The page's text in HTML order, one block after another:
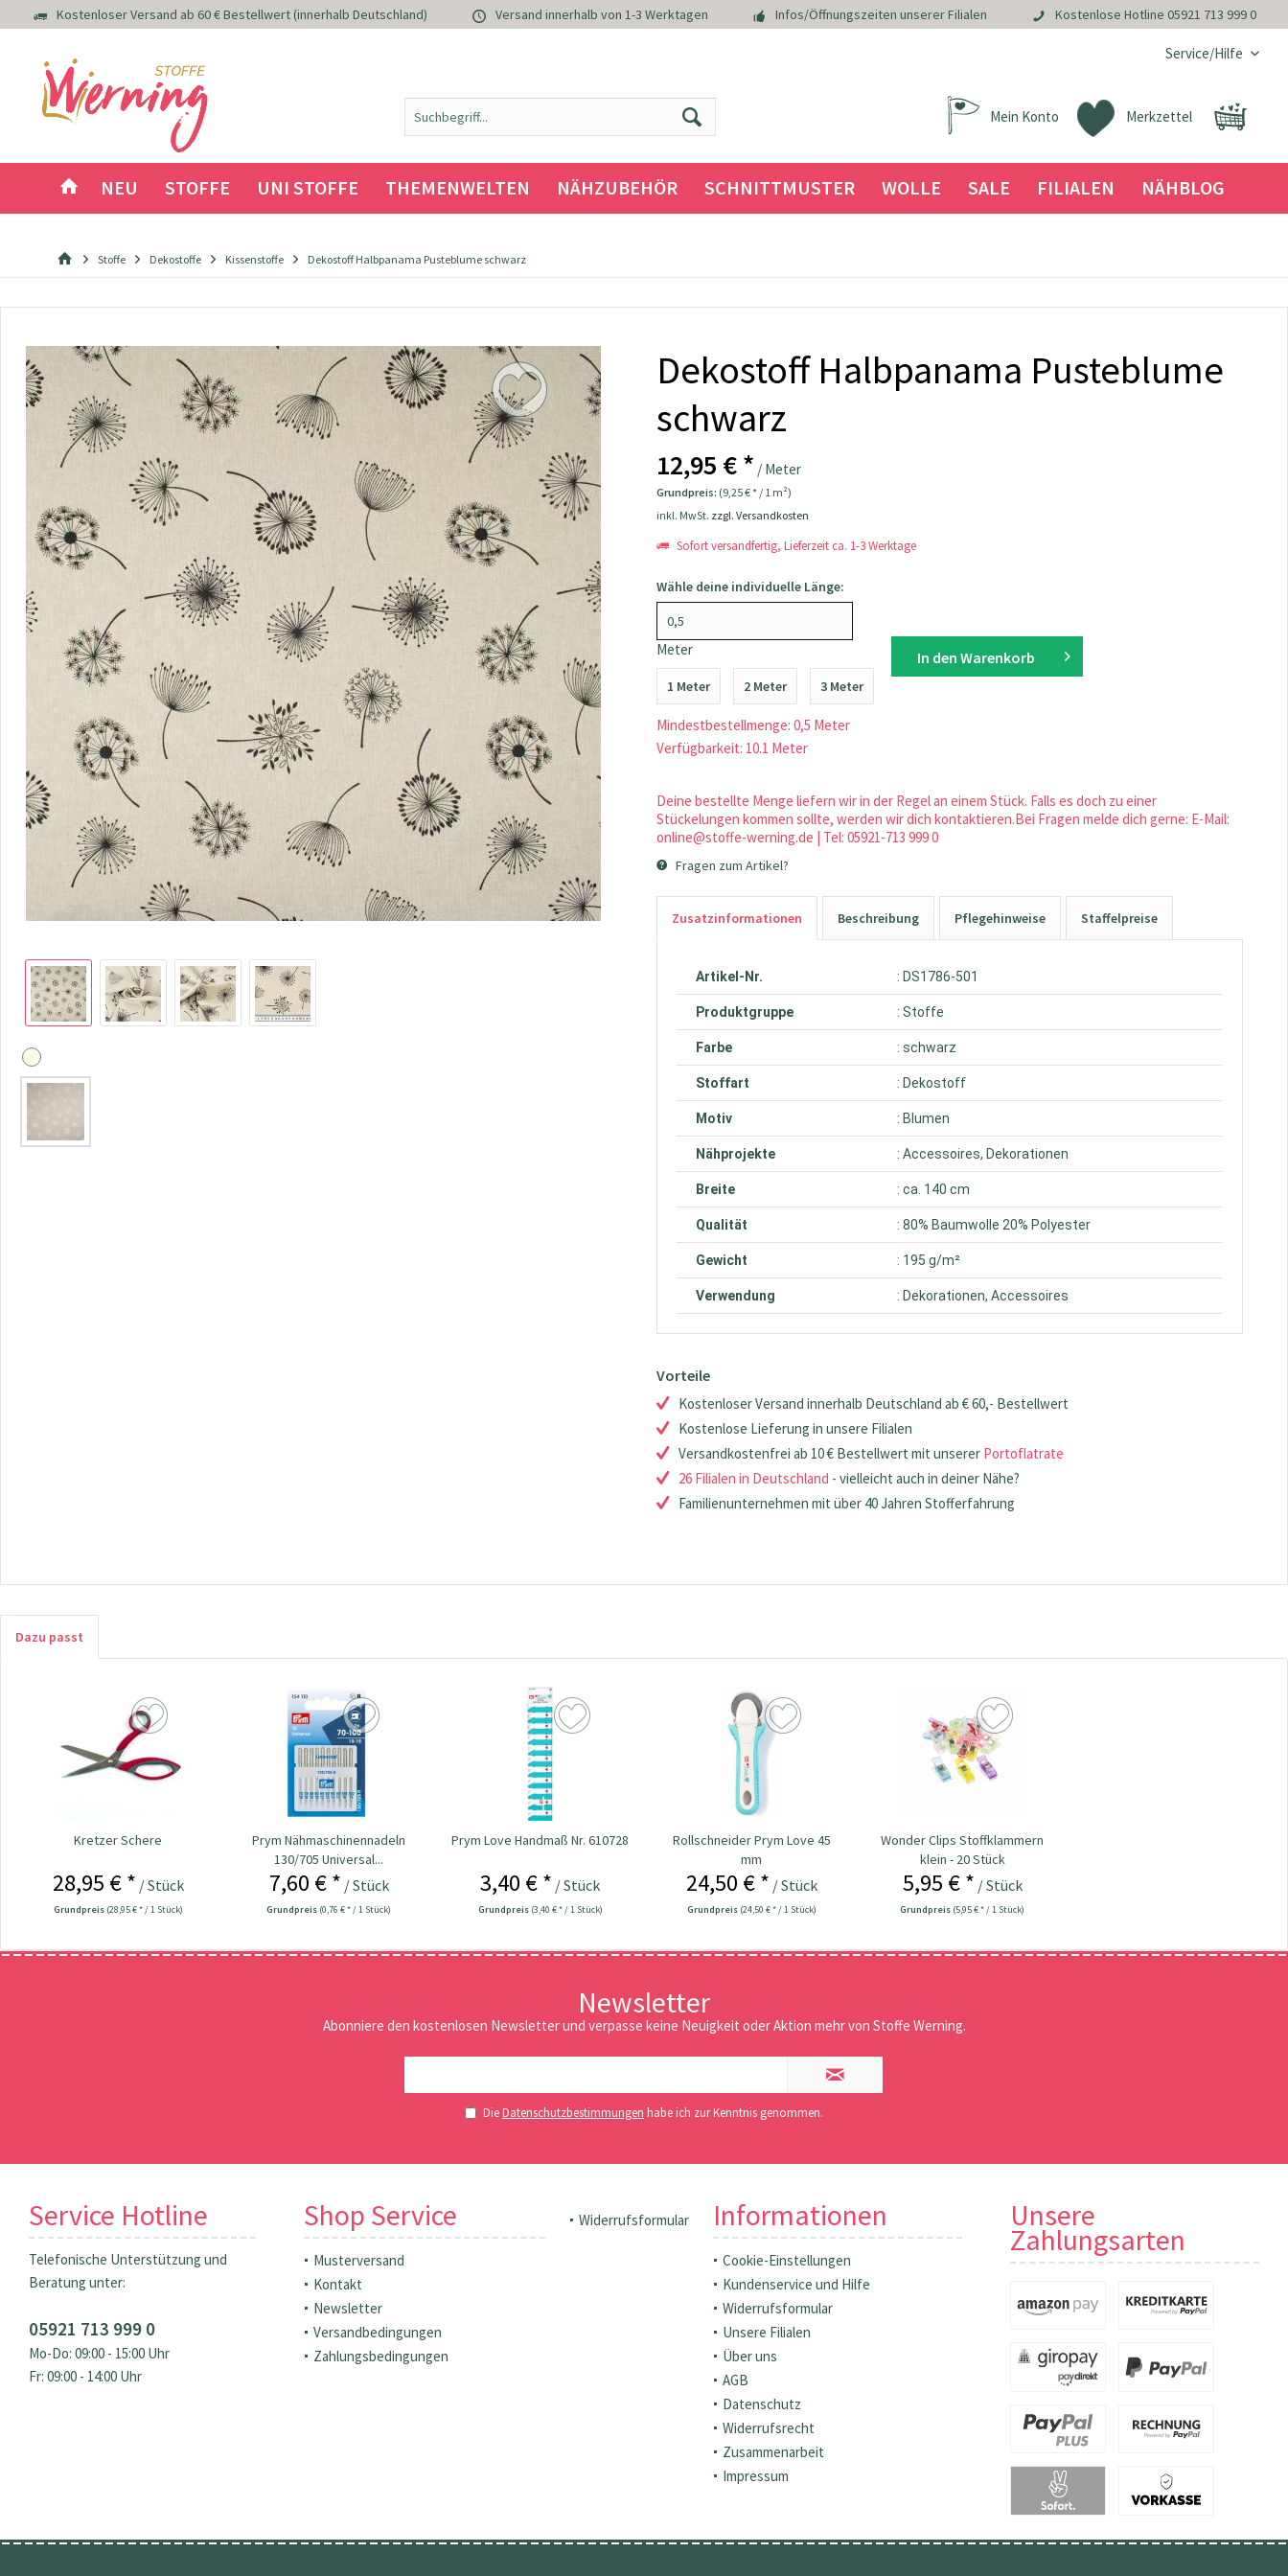
Kostenloser Versand ab 60 € Bestellwert (innerhalb Deutschland) Versand innerhalb von 1-3 Werktagen Infos/Öffnungszeiten unserer Filialen Kostenlose Hotline 05921 713 999 0
Service/Hilfe
Merkzettel
Mein Konto
NEU STOFFE UNI STOFFE THEMENWELTEN NÄHZUBEHÖR SCHNITTMUSTER WOLLE SALE FILIALEN NÄHBLOG
Stoffe Dekostoffe Kissenstoffe Dekostoff Halbpanama Pusteblume schwarz
Dekostoff Halbpanama Pusteblume
schwarz
12,95 € * / Meter
Grundpreis: (9,25 € * / 1 m²)
inkl. MwSt. zzgl. Versandkosten
Sofort versandfertig, Lieferzeit ca. 1-3 Werktage
Wähle deine individuelle Länge:
Meter
1 Meter 2 Meter 3 Meter
Mindestbestellmenge: 0,5 Meter
Verfügbarkeit: 10.1 Meter
In den Warenkorb
Deine bestellte Menge liefern wir in der Regel an einem Stück. Falls es doch zu einer
Stückelungen kommen sollte, werden wir dich kontaktieren.Bei Fragen melde dich gerne: E-Mail:
online@stoffe-werning.de | Tel: 05921-713 999 0
Fragen zum Artikel?
Zusatzinformationen Beschreibung Pflegehinweise Staffelpreise
Artikel-Nr. : DS1786-501
Produktgruppe : Stoffe
Farbe : schwarz
Stoffart : Dekostoff
Motiv : Blumen
Nähprojekte : Accessoires, Dekorationen
Breite : ca. 140 cm
Qualität : 80% Baumwolle 20% Polyester
Gewicht : 195 g/m²
Verwendung : Dekorationen, Accessoires
Vorteile
Kostenloser Versand innerhalb Deutschland ab € 60,- Bestellwert
Kostenlose Lieferung in unsere Filialen
Versandkostenfrei ab 10 € Bestellwert mit unserer Portoflatrate
26 Filialen in Deutschland - vielleicht auch in deiner Nähe?
Familienunternehmen mit über 40 Jahren Stofferfahrung
Dazu passt
Kretzer Schere
28,95 € * / Stück
Grundpreis (28,95 € * / 1 Stück)
Prym Nähmaschinennadeln
130/705 Universal...
7,60 € * / Stück
Grundpreis (0,76 € * / 1 Stück)
Prym Love Handmaß Nr. 610728
3,40 € * / Stück
Grundpreis (3,40 € * / 1 Stück)
Rollschneider Prym Love 45
mm
24,50 € * / Stück
Grundpreis (24,50 € * / 1 Stück)
Wonder Clips Stoffklammern
klein - 20 Stück
5,95 € * / Stück
Grundpreis (5,95 € * / 1 Stück)
Newsletter
Abonniere den kostenlosen Newsletter und verpasse keine Neuigkeit oder Aktion mehr von Stoffe Werning.
DieDatenschutzbestimmungen habe ich zur Kenntnis genommen.
Service Hotline
Telefonische Unterstützung und
Beratung unter:
05921 713 999 0
Mo-Do: 09:00 - 15:00 Uhr
Fr: 09:00 - 14:00 Uhr
Shop Service
Musterversand
Kontakt
Newsletter
Versandbedingungen
Zahlungsbedingungen
Widerrufsformular Informationen
Cookie-Einstellungen
Kundenservice und Hilfe
Widerrufsformular
Unsere Filialen
Über uns
AGB
Datenschutz
Widerrufsrecht
Zusammenarbeit
Impressum
Unsere
Zahlungsarten